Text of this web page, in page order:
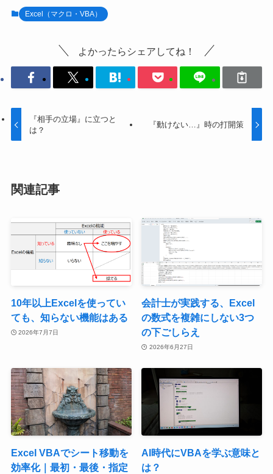
Excel（マクロ・VBA）
よかったらシェアしてね！
『相手の立場』に立つと
は？
『動けない…』時の打開策
関連記事
10年以上Excelを使ってい
ても、知らない機能はある
2026年7月7日
会計士が実践する、Excel
の数式を複雑にしない3つ
の下ごしらえ
2026年6月27日
Excel VBAでシート移動を
効率化｜最初・最後・指定
AI時代にVBAを学ぶ意味と
は？